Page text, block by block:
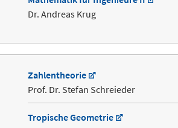
Dr. Andreas Krug
Zahlentheorie
Prof. Dr. Stefan Schreieder
Tropische Geometrie